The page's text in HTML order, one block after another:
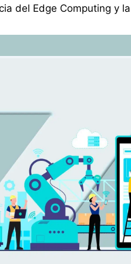
del Edge Computing y